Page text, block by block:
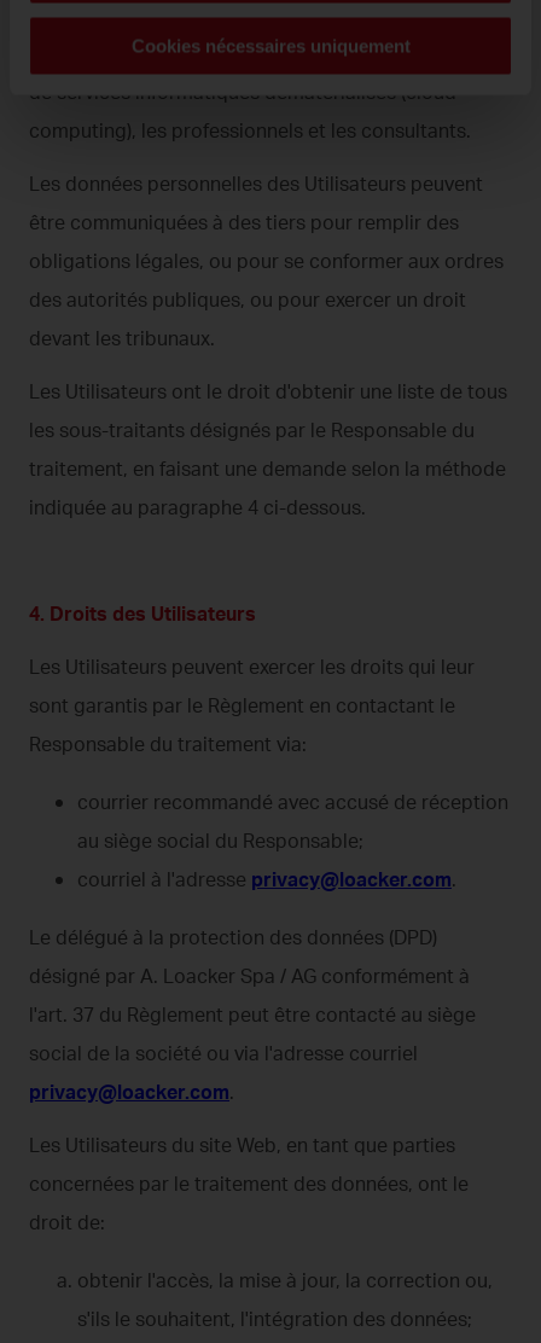
Cookies nécessaires uniquement
informatiques et logistiques pour l'exploitation des
Sites, les prestataires de services d'externalisation et
de services informatiques dématérialisés (cloud
computing), les professionnels et les consultants.
Les données personnelles des Utilisateurs peuvent
être communiquées à des tiers pour remplir des
obligations légales, ou pour se conformer aux ordres
des autorités publiques, ou pour exercer un droit
devant les tribunaux.
Les Utilisateurs ont le droit d'obtenir une liste de tous
les sous-traitants désignés par le Responsable du
traitement, en faisant une demande selon la méthode
indiquée au paragraphe 4 ci-dessous.
4. Droits des Utilisateurs
Les Utilisateurs peuvent exercer les droits qui leur
sont garantis par le Règlement en contactant le
Responsable du traitement via:
courrier recommandé avec accusé de réception
au siège social du Responsable;
courriel à l'adresse privacy@loacker.com.
Le délégué à la protection des données (DPD)
désigné par A. Loacker Spa / AG conformément à
l'art. 37 du Règlement peut être contacté au siège
social de la société ou via l'adresse courriel
privacy@loacker.com.
Les Utilisateurs du site Web, en tant que parties
concernées par le traitement des données, ont le
droit de:
obtenir l'accès, la mise à jour, la correction ou,
s'ils le souhaitent, l'intégration des données;